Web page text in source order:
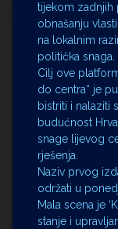
tijekom zadnjih
obnašanju
na lokalnim
politička snaga.
Cilj ove
do centra“ je
bistriti i nalaziti
budućnost
snage lijevog
rješenja.
Naziv prvog
održati u
Mala scena je
stanje i